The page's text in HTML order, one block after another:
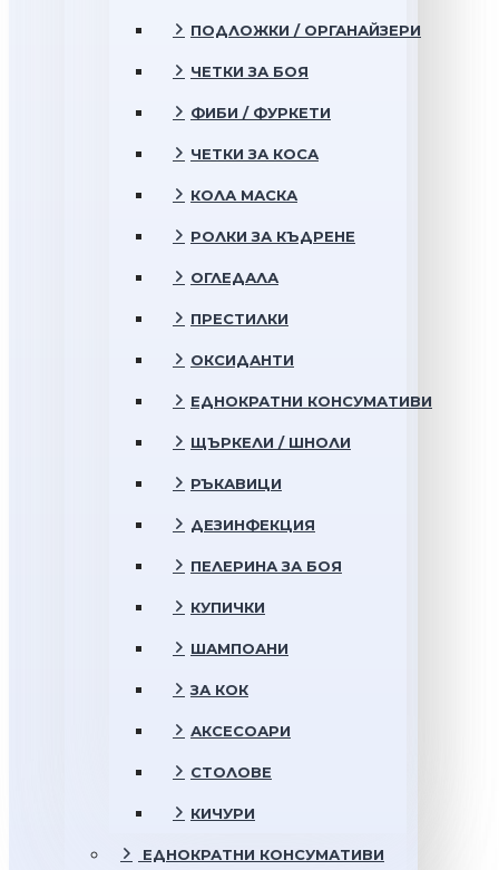
ПОДЛОЖКИ / ОРГАНАЙЗЕРИ
ЧЕТКИ ЗА БОЯ
ФИБИ / ФУРКЕТИ
ЧЕТКИ ЗА КОСА
КОЛА МАСКА
РОЛКИ ЗА КЪДРЕНЕ
ОГЛЕДАЛА
ПРЕСТИЛКИ
ОКСИДАНТИ
ЕДНОКРАТНИ КОНСУМАТИВИ
ЩЪРКЕЛИ / ШНОЛИ
РЪКАВИЦИ
ДЕЗИНФЕКЦИЯ
ПЕЛЕРИНА ЗА БОЯ
КУПИЧКИ
ШАМПОАНИ
ЗА КОК
АКСЕСОАРИ
СТОЛОВЕ
КИЧУРИ
ЕДНОКРАТНИ КОНСУМАТИВИ